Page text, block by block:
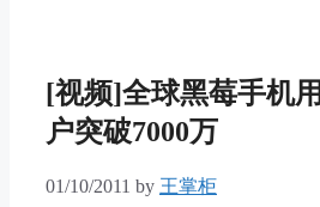
[视频]全球黑莓手机用
户突破7000万
01/10/2011 by 王掌柜